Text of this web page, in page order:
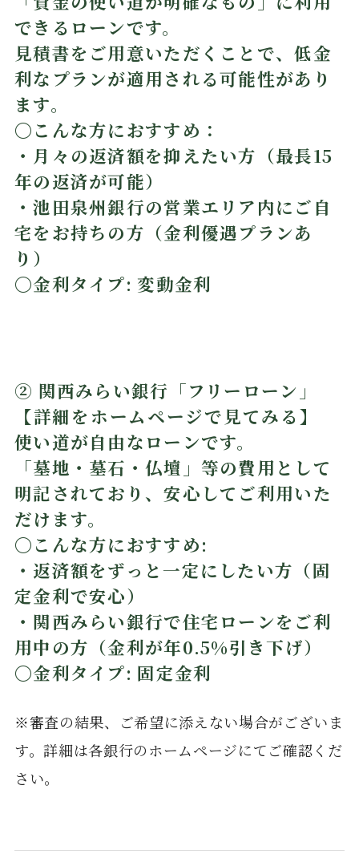
できるローンです。
見積書をご用意いただくことで、低金
利なプランが適用される可能性があり
ます。
〇こんな方におすすめ：
・月々の返済額を抑えたい方（最長15
年の返済が可能）
・池田泉州銀行の営業エリア内にご自
宅をお持ちの方（金利優遇プランあ
り）
〇金利タイプ: 変動金利
② 関西みらい銀行「フリーローン」
【詳細をホームページで見てみる】
使い道が自由なローンです。
「墓地・墓石・仏壇」等の費用として
明記されており、安心してご利用いた
だけます。
〇こんな方におすすめ:
・返済額をずっと一定にしたい方（固
定金利で安心）
・関西みらい銀行で住宅ローンをご利
用中の方（金利が年0.5%引き下げ）
〇金利タイプ: 固定金利
※審査の結果、ご希望に添えない場合がございま
す。詳細は各銀行のホームページにてご確認くだ
さい。